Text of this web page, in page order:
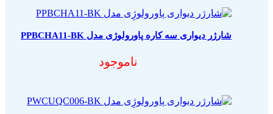
شارژر دیواری سه کاره پاورولوژی مدل PPBCHA11-BK
ناموجود